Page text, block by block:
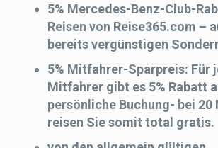
5% Mercedes-Benz-Club-
Reisen von Reise365.com –
bereits vergünstigen
5% Mitfahrer-Sparpreis: Für
Mitfahrer gibt es 5% Rabatt
persönliche Buchung- bei
reisen Sie somit total gratis.